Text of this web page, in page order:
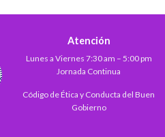
Atención
Lunes a Viernes 7:30 am – 5:00 pm
Jornada Continua
Código de Ética y Conducta del Buen
Gobierno